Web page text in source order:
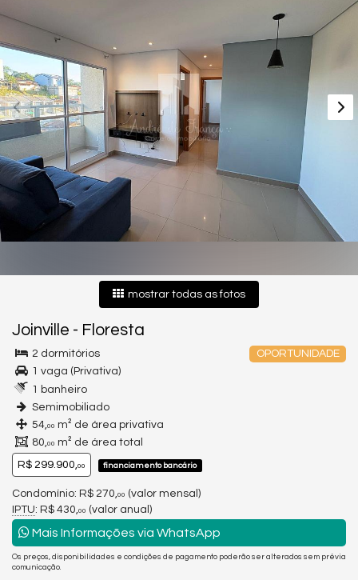
mostrar todas as fotos
Joinville - Floresta
OPORTUNIDADE
2 dormitórios
1 vaga (Privativa)
1 banheiro
Semimobiliado
54,00 m² de área privativa
80,00 m² de área total
R$ 299.900,00 financiamento bancário
Condomínio: R$ 270, 00 (valor mensal)
IPTU: R$ 430, 00 (valor anual)
Mais Informações via WhatsApp
Os preços, disponibilidades e condições de pagamento poderão ser alterados sem prévia
comunicação.